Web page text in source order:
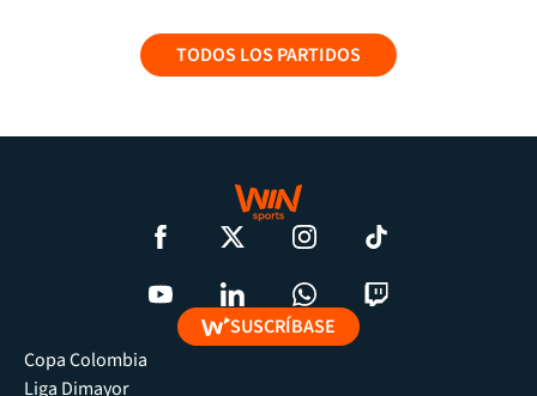
TODOS LOS PARTIDOS
SUSCRÍBASE
Copa Colombia
Liga Dimayor